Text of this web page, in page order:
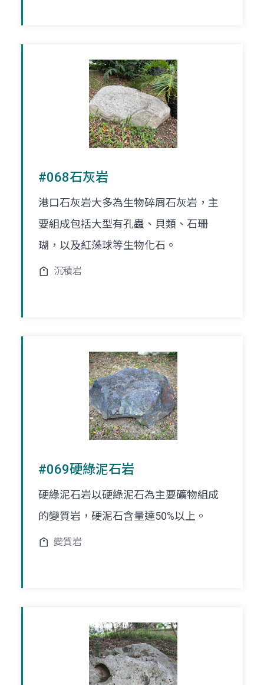
#068石灰岩
港口石灰岩大多為生物碎屑石灰岩，主
要組成包括大型有孔蟲、貝類、石珊
瑚，以及紅藻球等生物化石。
沉積岩
#069硬綠泥石岩
硬綠泥石岩以硬綠泥石為主要礦物組成
的變質岩，硬泥石含量達50%以上。
變質岩